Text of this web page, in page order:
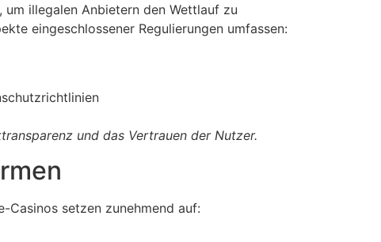
illegalen Anbietern den Wettlauf zu
eingeschlossener Regulierungen umfassen:
und das Vertrauen der Nutzer.
setzen zunehmend auf: